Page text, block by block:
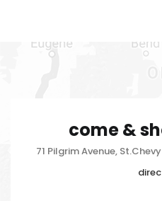
come &
71 Pilgrim Avenue,